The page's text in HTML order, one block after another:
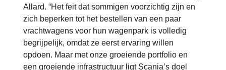
Allard. “Het feit dat sommigen voorzichtig zijn en
zich beperken tot het bestellen van een paar
vrachtwagens voor hun wagenpark is volledig
begrijpelijk, omdat ze eerst ervaring willen
opdoen. Maar met onze groeiende portfolio en
een groeiende infrastructuur ligt Scania’s doel